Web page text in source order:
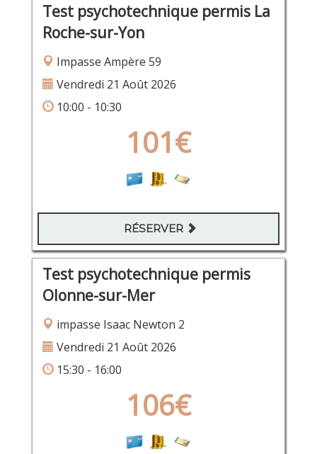
Test psychotechnique permis La
Roche-sur-Yon
Impasse Ampère 59
Vendredi 21 Août 2026
10:00 - 10:30
101€
RÉSERVER
Test psychotechnique permis
Olonne-sur-Mer
impasse Isaac Newton 2
Vendredi 21 Août 2026
15:30 - 16:00
106€